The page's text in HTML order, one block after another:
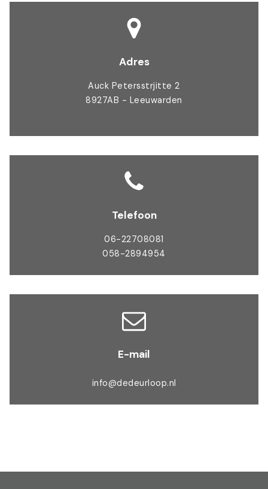
Adres
Auck Petersstrjitte 2
8927AB - Leeuwarden
Telefoon
06-22708081
058-2894954
E-mail
info@dedeurloop.nl